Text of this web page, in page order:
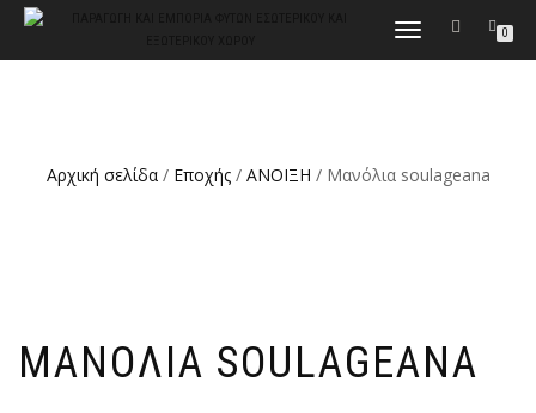
ΕΝΑΛΛΑΓΉ
0
Αρχική σελίδα/ Εποχής/ ΑΝΟΙΞΗ / Μανόλια soulageana
ΜΑΝΌΛΙΑ SOULAGEANA